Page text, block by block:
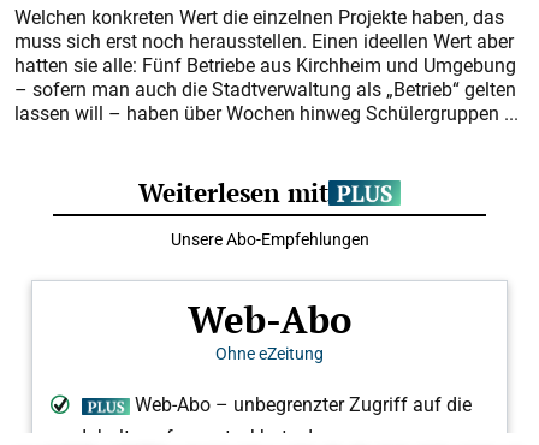
Welchen konkreten Wert die einzelnen Projekte haben, das
muss sich erst noch herausstellen. Einen ideellen Wert aber
hatten sie alle: Fünf Betriebe aus Kirchheim und Umgebung
– sofern man auch die Stadtverwaltung als „Betrieb“ gelten
lassen will – haben über Wochen hinweg Schülergruppen ...